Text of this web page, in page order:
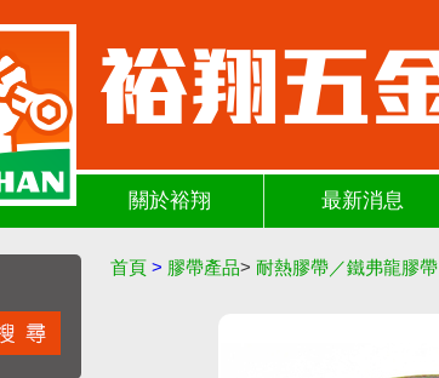
關於裕翔 最新消息
首頁 > 膠帶產品> 耐熱膠帶／鐵弗龍膠帶